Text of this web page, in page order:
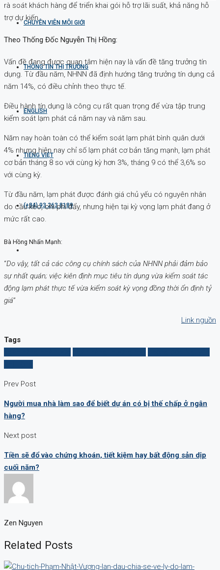
CHUYÊN VIÊN MÔI GIỚI
THÔNG TIN THỊ TRƯỜNG
ENGLISH
TIẾNG VIỆT
(+84) 93 263 8189
rà soát khách hàng để triển khai gói hỗ trợ lãi suất, khả năng hỗ
trợ dự kiến…
Theo Thống Đốc Nguyễn Thị Hồng:
Vấn đề đang được quan tâm hiện nay là vấn đề tăng trưởng tín
dụng. Từ đầu năm, NHNN đã định hướng tăng trưởng tín dụng cả
năm 14%, có điều chỉnh theo thực tế.
Điều hành tín dụng là công cụ rất quan trọng để vừa tập trung
kiểm soát lạm phát cả năm nay và năm sau.
Năm nay hoàn toàn có thể kiểm soát lạm phát bình quân dưới
4% nhưng hiện nay chỉ số lạm phát cơ bản tăng mạnh, lạm phát
cơ bản tháng 8 so với cùng kỳ hơn 3%, tháng 9 có thể 3,6% so
với cùng kỳ.
Từ đầu năm, lạm phát được đánh giá chủ yếu có nguyên nhân
do cầu kéo, chi phí đẩy, nhưng hiện tại kỳ vọng lạm phát đang ở
mức rất cao.
Bà Hồng Nhấn Mạnh:
“Do vậy, tất cả các công cụ chính sách của NHNN phải đảm bảo
sự nhất quán; việc kiên định mục tiêu tín dụng vừa kiểm soát tác
động lạm phát thực tế vừa kiểm soát kỳ vọng đồng thời ổn định tỷ
giá”
Link nguồn
Tags
Prev Post
Người mua nhà làm sao để biết dự án có bị thế chấp ở ngân
hàng?
Next post
Tiền sẽ đổ vào chứng khoán, tiết kiệm hay bất động sản dịp
cuối năm?
Zen Nguyen
Related Posts